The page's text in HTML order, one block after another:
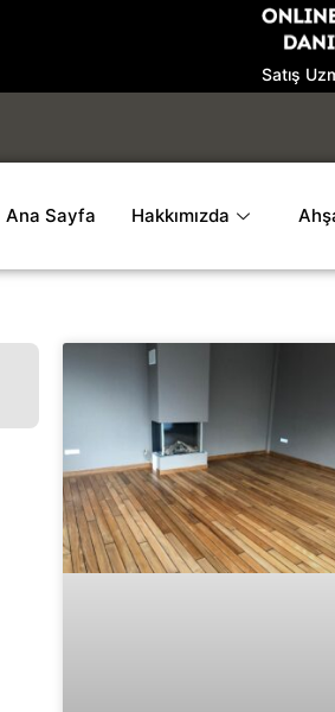
Satış
Ana Sayfa Hakkımızda